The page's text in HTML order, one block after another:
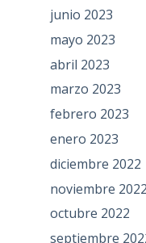
junio 2023
mayo 2023
abril 2023
marzo 2023
febrero 2023
enero 2023
diciembre 2022
noviembre 2022
octubre 2022
septiembre